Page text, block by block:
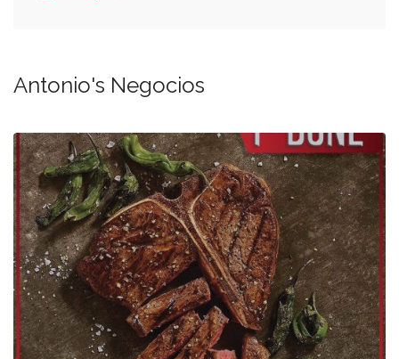
Antonio's Negocios